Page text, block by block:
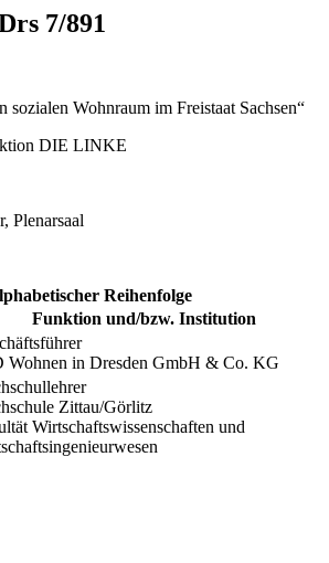
7/891
sozialen Wohnraum im Freistaat Sachsen“
DIE LINKE
Plenarsaal
Reihenfolge
Funktion und/bzw. Institution
Wohnen in Dresden GmbH & Co. KG
Zittau/Görlitz
Wirtschaftswissenschaften und